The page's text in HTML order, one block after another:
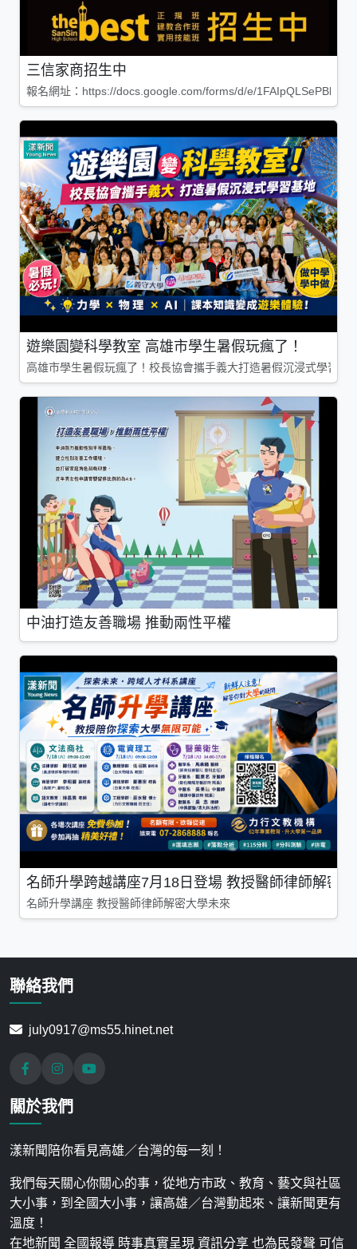
三信家商招生中
報名網址：https://docs.google.com/forms/d/e/
遊樂園變科學教室 高雄市學生暑假玩瘋了！
高雄市學生暑假玩瘋了！校長協會攜手義大打造暑假沉浸式學習基
中油打造友善職場 推動兩性平權
名師升學跨越講座7月18日登場 教授醫師律師解密
名師升學講座 教授醫師律師解密大學未來
聯絡我們
july0917@ms55.hinet.net
關於我們
漾新聞陪你看見高雄／台灣的每一刻！
我們每天關心你關心的事，從地方市政、教育、藝文與社區
大小事，到全國大小事，讓高雄／台灣動起來、讓新聞更有
溫度！
在地新聞 全國報導 時事真實呈現 資訊分享 也為民發聲 可信